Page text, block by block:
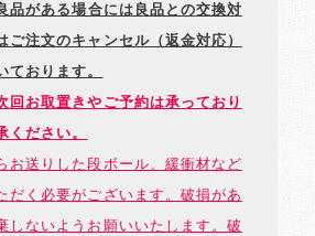
品がある場合には良品との交換対
ご注文のキャンセル（返金対応）
ております。
回お取置きやご予約は承っており
ください。
お送りした段ボール、緩衝材など
だく必要がございます。破損があ
しないようお願いいたします。破